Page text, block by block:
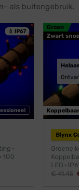
als buitengebruik.
💧 IP67
·
100
Groen
Zwart
Koppelbaar
Blynx
Groene
LED ·
€41,45